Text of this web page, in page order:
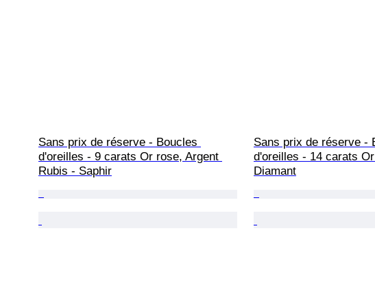
Sans prix de réserve - Boucles
d'oreilles - 9 carats Or rose, Argent
Rubis - Saphir
Sans prix de réserve -
d'oreilles - 14 carats
Diamant